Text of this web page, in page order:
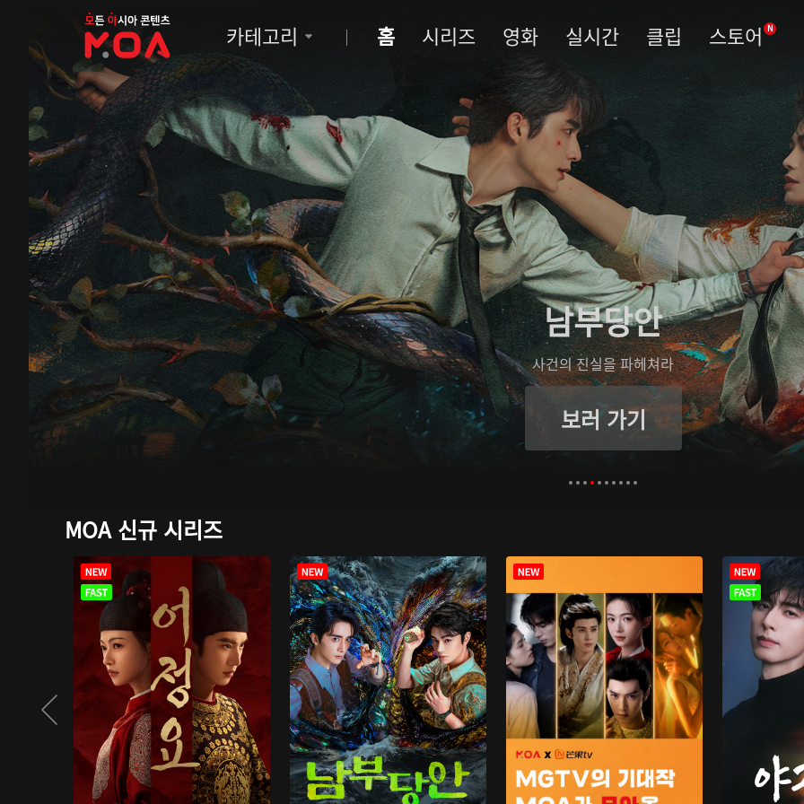
MOA
카테고리 홈 시리즈 영화 실시간 클립 스토어 N
남부당안
사건의 진실을 파헤쳐라
보러 가기
MOA 신규 시리즈